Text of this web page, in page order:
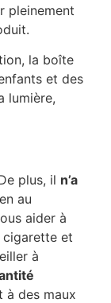
pleinement
la boîte
et des
lumière,
plus, il n’a
au
aider à
et
à
à des maux